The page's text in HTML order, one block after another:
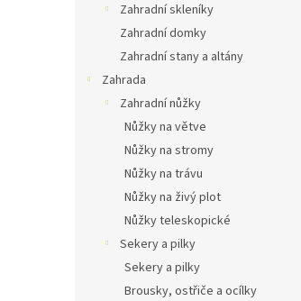
Zahradní skleníky
Zahradní domky
Zahradní stany a altány
Zahrada
Zahradní nůžky
Nůžky na větve
Nůžky na stromy
Nůžky na trávu
Nůžky na živý plot
Nůžky teleskopické
Sekery a pilky
Sekery a pilky
Brousky, ostřiče a ocílky